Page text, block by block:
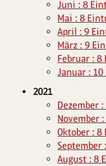
Juni : 8
Mai : 8
April : 9
März : 9
Februar : 8
Januar :
2021
Dezember
November
Oktober : 8
September
August : 8